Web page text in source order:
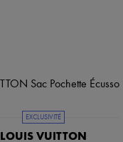
EXCLUSIVITÉ
LOUIS VUITTON